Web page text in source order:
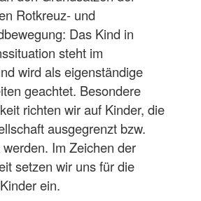
Rotkreuz- und
Das Kind in
steht im
wird als eigenständige
geachtet. Besondere
richten wir auf Kinder, die
ausgegrenzt bzw.
Im Zeichen der
setzen wir uns für die
ein.